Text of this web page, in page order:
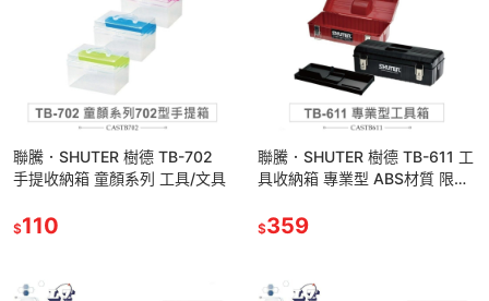
聯騰．SHUTER 樹德 TB-702
手提收納箱 童顏系列 工具/文具
$110
聯騰．SHUTER 樹德 TB-611 工
具收納箱 專業型 ABS材質 限宅
$359